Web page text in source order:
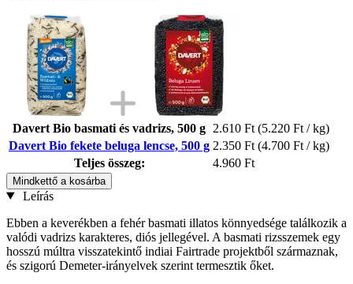
Davert Bio basmati és vadrizs, 500 g 2.610 Ft (5.220 Ft / kg)
Davert Bio fekete beluga lencse, 500 g 2.350 Ft (4.700 Ft / kg)
Teljes összeg:
4.960 Ft
Mindkettő a kosárba
Leírás
Ebben a keverékben a fehér basmati illatos könnyedsége találkozik a
valódi vadrizs karakteres, diós jellegével. A basmati rizsszemek egy
hosszú múltra visszatekintő indiai Fairtrade projektből származnak,
és szigorú Demeter-irányelvek szerint termesztik őket.